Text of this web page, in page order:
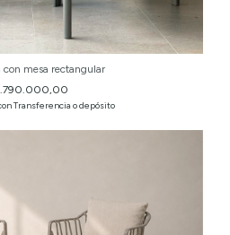
con mesa rectangular
Transferencia o depósito